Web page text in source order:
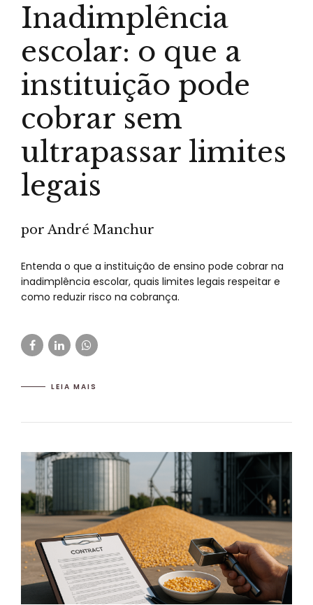
Inadimplência
escolar: o que a
instituição pode
cobrar sem
ultrapassar limites
legais
por André Manchur
Entenda o que a instituição de ensino pode cobrar na
inadimplência escolar, quais limites legais respeitar e
como reduzir risco na cobrança.
LEIA MAIS